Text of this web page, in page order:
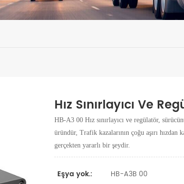
Hız Sınırlayıcı Ve
HB-A3 00 Hız sınırlayıcı ve regülatör,
üründür, Trafik kazalarının çoğu aşırı
gerçekten yararlı bir şeydir.
Eşya yok.:
HB-A3B 00